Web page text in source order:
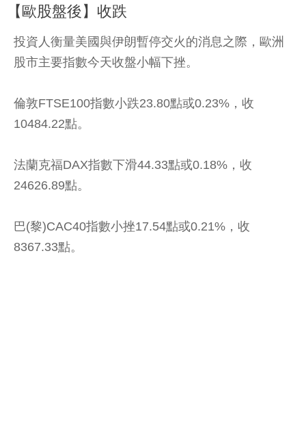
【歐股盤後】收跌
投資人衡量美國與伊朗暫停交火的消息之際，歐洲
股市主要指數今天收盤小幅下挫。
倫敦FTSE100指數小跌23.80點或0.23%，收
10484.22點。
法蘭克福DAX指數下滑44.33點或0.18%，收
24626.89點。
巴(黎)CAC40指數小挫17.54點或0.21%，收
8367.33點。